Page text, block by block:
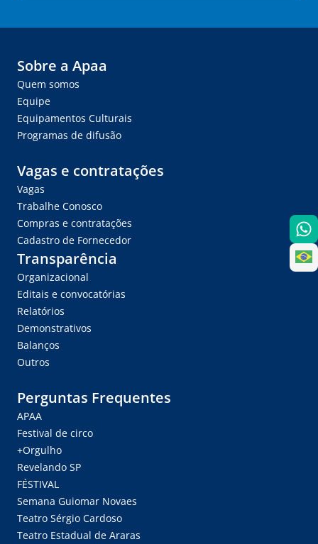
Sobre a Apaa
Quem somos
Equipe
Equipamentos Culturais
Programas de difusão
Vagas e contratações
Vagas
Trabalhe Conosco
Compras e contratações
Cadastro de Fornecedor
Transparência
Organizacional
Editais e convocatórias
Relatórios
Demonstrativos
Balanços
Outros
Perguntas Frequentes
APAA
Festival de circo
+Orgulho
Revelando SP
FÉSTIVAL
Semana Guiomar Novaes
Teatro Sérgio Cardoso
Teatro Estadual de Araras